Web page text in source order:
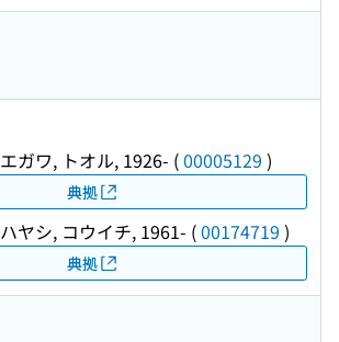
エガワ, トオル, 1926- (00005129 )
典拠
ハヤシ, コウイチ, 1961- (00174719 )
典拠